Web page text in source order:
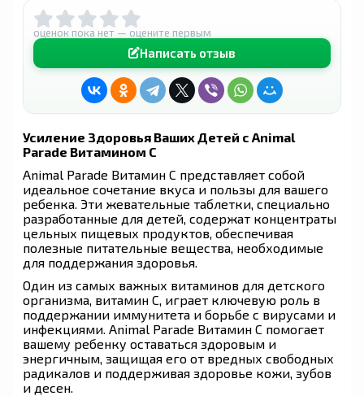
оценок пока нет — оцените первым
Написать отзыв
Усиление Здоровья Ваших Детей с Animal
Parade Витамином С
Animal Parade Витамин С представляет собой
идеальное сочетание вкуса и пользы для вашего
ребенка. Эти жевательные таблетки, специально
разработанные для детей, содержат концентраты
цельных пищевых продуктов, обеспечивая
полезные питательные вещества, необходимые
для поддержания здоровья.
Один из самых важных витаминов для детского
организма, витамин С, играет ключевую роль в
поддержании иммунитета и борьбе с вирусами и
инфекциями. Animal Parade Витамин С помогает
вашему ребенку оставаться здоровым и
энергичным, защищая его от вредных свободных
радикалов и поддерживая здоровье кожи, зубов
и десен.